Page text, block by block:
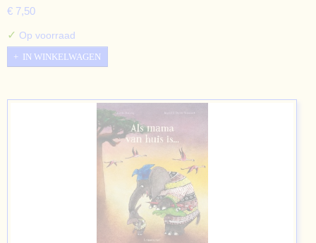
€ 7,50
✓ Op voorraad
IN WINKELWAGEN